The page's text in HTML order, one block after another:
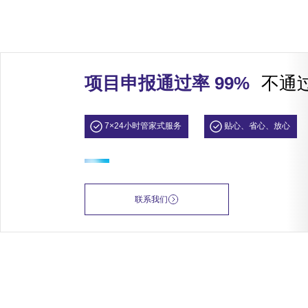
项目申报通过率 99% 不通
7×24小时管家式服务 贴心、省心、放心
联系我们